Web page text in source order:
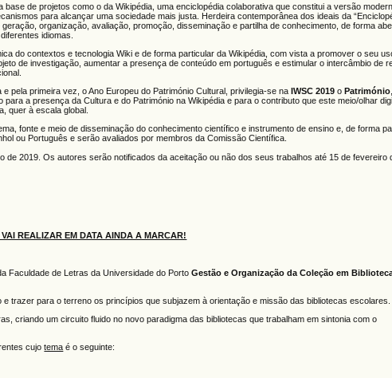
de projetos como o da Wikipédia, uma enciclopédia colaborativa que constitui a versão
para alcançar uma sociedade mais justa. Herdeira contemporânea dos ideais da
organização, avaliação, promoção, disseminação e partilha de conhecimento, de forma
idiomas.
do contextos e tecnologia Wiki e de forma particular da Wikipédia, com vista a promover o seu
de investigação, aumentar a presença de conteúdo em português e estimular o intercâmbio de
pela primeira vez, o Ano Europeu do Património Cultural, privilegia-se naIWSC 2019 oPatrimónio
a presença da Cultura e do Património na Wikipédia e para o contributo que este meio/olhar
quer à escala global.
fonte e meio de disseminação do conhecimento científico e instrumento de ensino e, de forma
ou Português e serão avaliados por membros da Comissão Científica.
2019. Os autores serão notificados da aceitação ou não dos seus trabalhos até 15 de fevereiro
REALIZAR EM DATA AINDA A MARCAR!
Faculdade de Letras da Universidade do PortoGestão e Organização da Coleção em
trazer para o terreno os princípios que subjazem à orientação e missão das bibliotecas escolares.
criando um circuito fluido no novo paradigma das bibliotecas que trabalham em sintonia com o
cujotema é o seguinte: